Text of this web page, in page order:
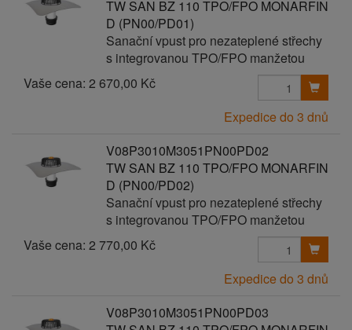
TW SAN BZ 110 TPO/FPO MONARFIN
D (PN00/PD01)
Sanační vpust pro nezateplené střechy
s integrovanou TPO/FPO manžetou
Vaše cena: 2 670,00 Kč
Expedice do 3 dnů
V08P3010M3051PN00PD02
TW SAN BZ 110 TPO/FPO MONARFIN
D (PN00/PD02)
Sanační vpust pro nezateplené střechy
s integrovanou TPO/FPO manžetou
Vaše cena: 2 770,00 Kč
Expedice do 3 dnů
V08P3010M3051PN00PD03